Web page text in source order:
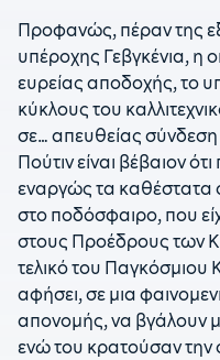
Προφανώς, πέραν της
υπέροχης Γεβγκένια, η
ευρείας αποδοχής, το
κύκλους του
σε… απευθείας
Πούτιν είναι βέβαιον
εναργώς τα καθέστατα
στο ποδόσφαιρο, που
στους Προέδρους των
τελικό του Παγκόσμιου
αφήσει, σε μια
απονομής, να βγάλουν
ενώ του κρατούσαν την